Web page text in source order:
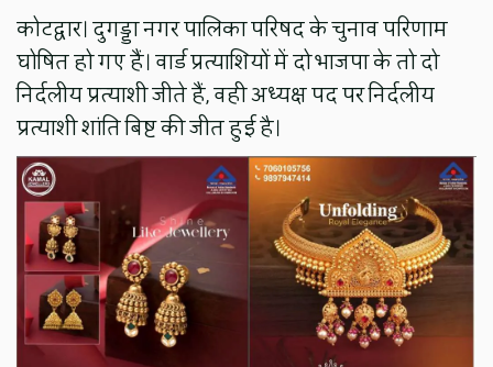
कोटद्वार। दुगड्डा नगर पालिका परिषद के चुनाव परिणाम
घोषित हो गए हैं। वार्ड प्रत्याशियों में दो भाजपा के तो दो
निर्दलीय प्रत्याशी जीते हैं, वही अध्यक्ष पद पर निर्दलीय
प्रत्याशी शांति बिष्ट की जीत हुई है।